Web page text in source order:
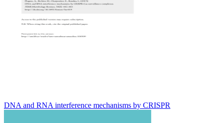
DNA and RNA interference mechanisms by CRISPR